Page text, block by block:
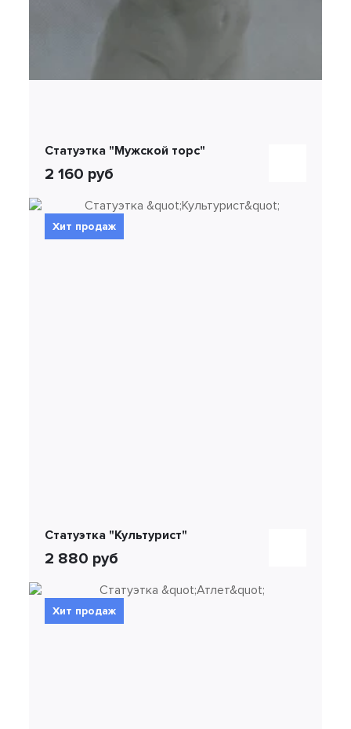
Статуэтка "Мужской торс"
2 160 руб
Хит продаж
Статуэтка "Культурист"
2 880 руб
Хит продаж